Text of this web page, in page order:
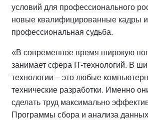
условий для профессионального
новые квалифицированные кадры
профессиональная судьба.
«В современное время широкую
занимает сфера IT-технологий. В
технологии – это любые
технические разработки. Именно
сделать труд максимально
Программы сбора и анализа